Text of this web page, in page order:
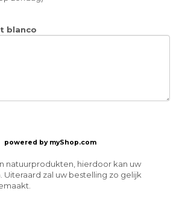
blanco
powered by myShop.com
natuurprodukten, hierdoor kan uw
Uiteraard zal uw bestelling zo gelijk